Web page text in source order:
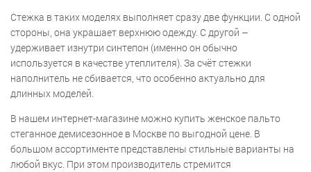
Стежка в таких моделях выполняет сразу две функции. С одной
стороны, она украшает верхнюю одежду. С другой –
удерживает изнутри синтепон (именно он обычно
используется в качестве утеплителя). За счёт стежки
наполнитель не сбивается, что особенно актуально для
длинных моделей.
В нашем интернет-магазине можно купить женское пальто
стеганное демисезонное в Москве по выгодной цене. В
большом ассортименте представлены стильные варианты на
любой вкус. При этом производитель стремится